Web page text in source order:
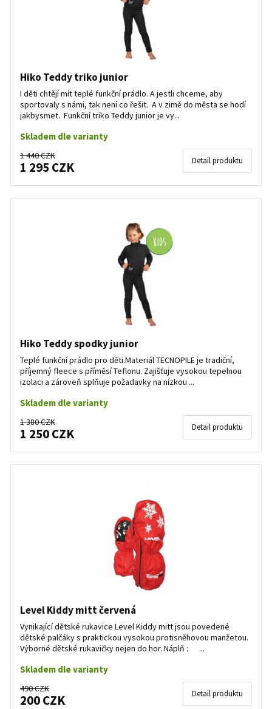
Hiko Teddy triko junior
I děti chtějí mít teplé funkční prádlo. A jestli chceme, aby
sportovaly s námi, tak není co řešit. A v zimě do města se hodí
jakbysmet. Funkční triko Teddy junior je vy...
Skladem dle varianty
1 440 CZK
1 295 CZK Detail produktu
Hiko Teddy spodky junior
Teplé funkční prádlo pro děti.Materiál TECNOPILE je tradiční,
příjemný fleece s příměsí Teflonu. Zajišťuje vysokou tepelnou
izolaci a zároveň splňuje požadavky na nízkou ...
Skladem dle varianty
1 380 CZK
1 250 CZK Detail produktu
Level Kiddy mitt červená
Vynikající dětské rukavice Level Kiddy mitt jsou povedené
dětské palčáky s praktickou vysokou protisněhovou manžetou.
Výborné dětské rukavičky nejen do hor. Náplň : ...
Skladem dle varianty
490 CZK
200 CZK Detail produktu